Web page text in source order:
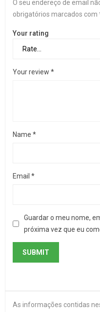
O seu endereço de email
obrigatórios marcados com
Your rating
Your review *
Name *
Email *
Guardar o meu nome,
próxima vez que eu
As informações contidas